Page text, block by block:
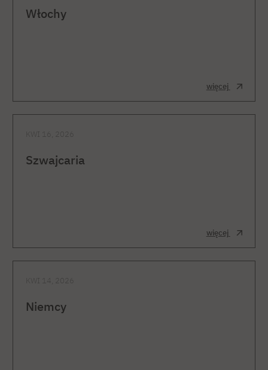
Włochy
więcej
Szwajcaria
więcej
Niemcy